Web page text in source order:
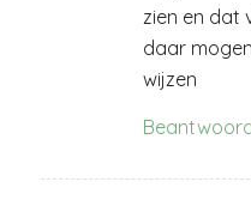
zien en dat
daar
wijzen